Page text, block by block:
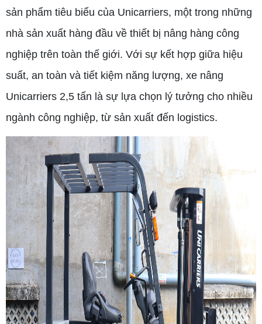
sản phẩm tiêu biểu của Unicarriers, một trong những
nhà sản xuất hàng đầu về thiết bị nâng hàng công
nghiệp trên toàn thế giới. Với sự kết hợp giữa hiệu
suất, an toàn và tiết kiệm năng lượng, xe nâng
Unicarriers 2,5 tấn là sự lựa chọn lý tưởng cho nhiều
ngành công nghiệp, từ sản xuất đến logistics.